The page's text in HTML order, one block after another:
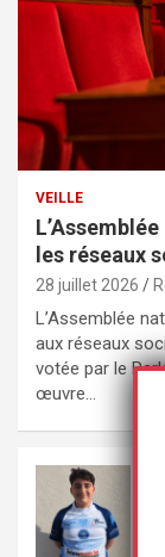
VEILLE
les réseaux
28 juillet 2026
L’Assemblée
aux réseaux
votée par le
œuvre…